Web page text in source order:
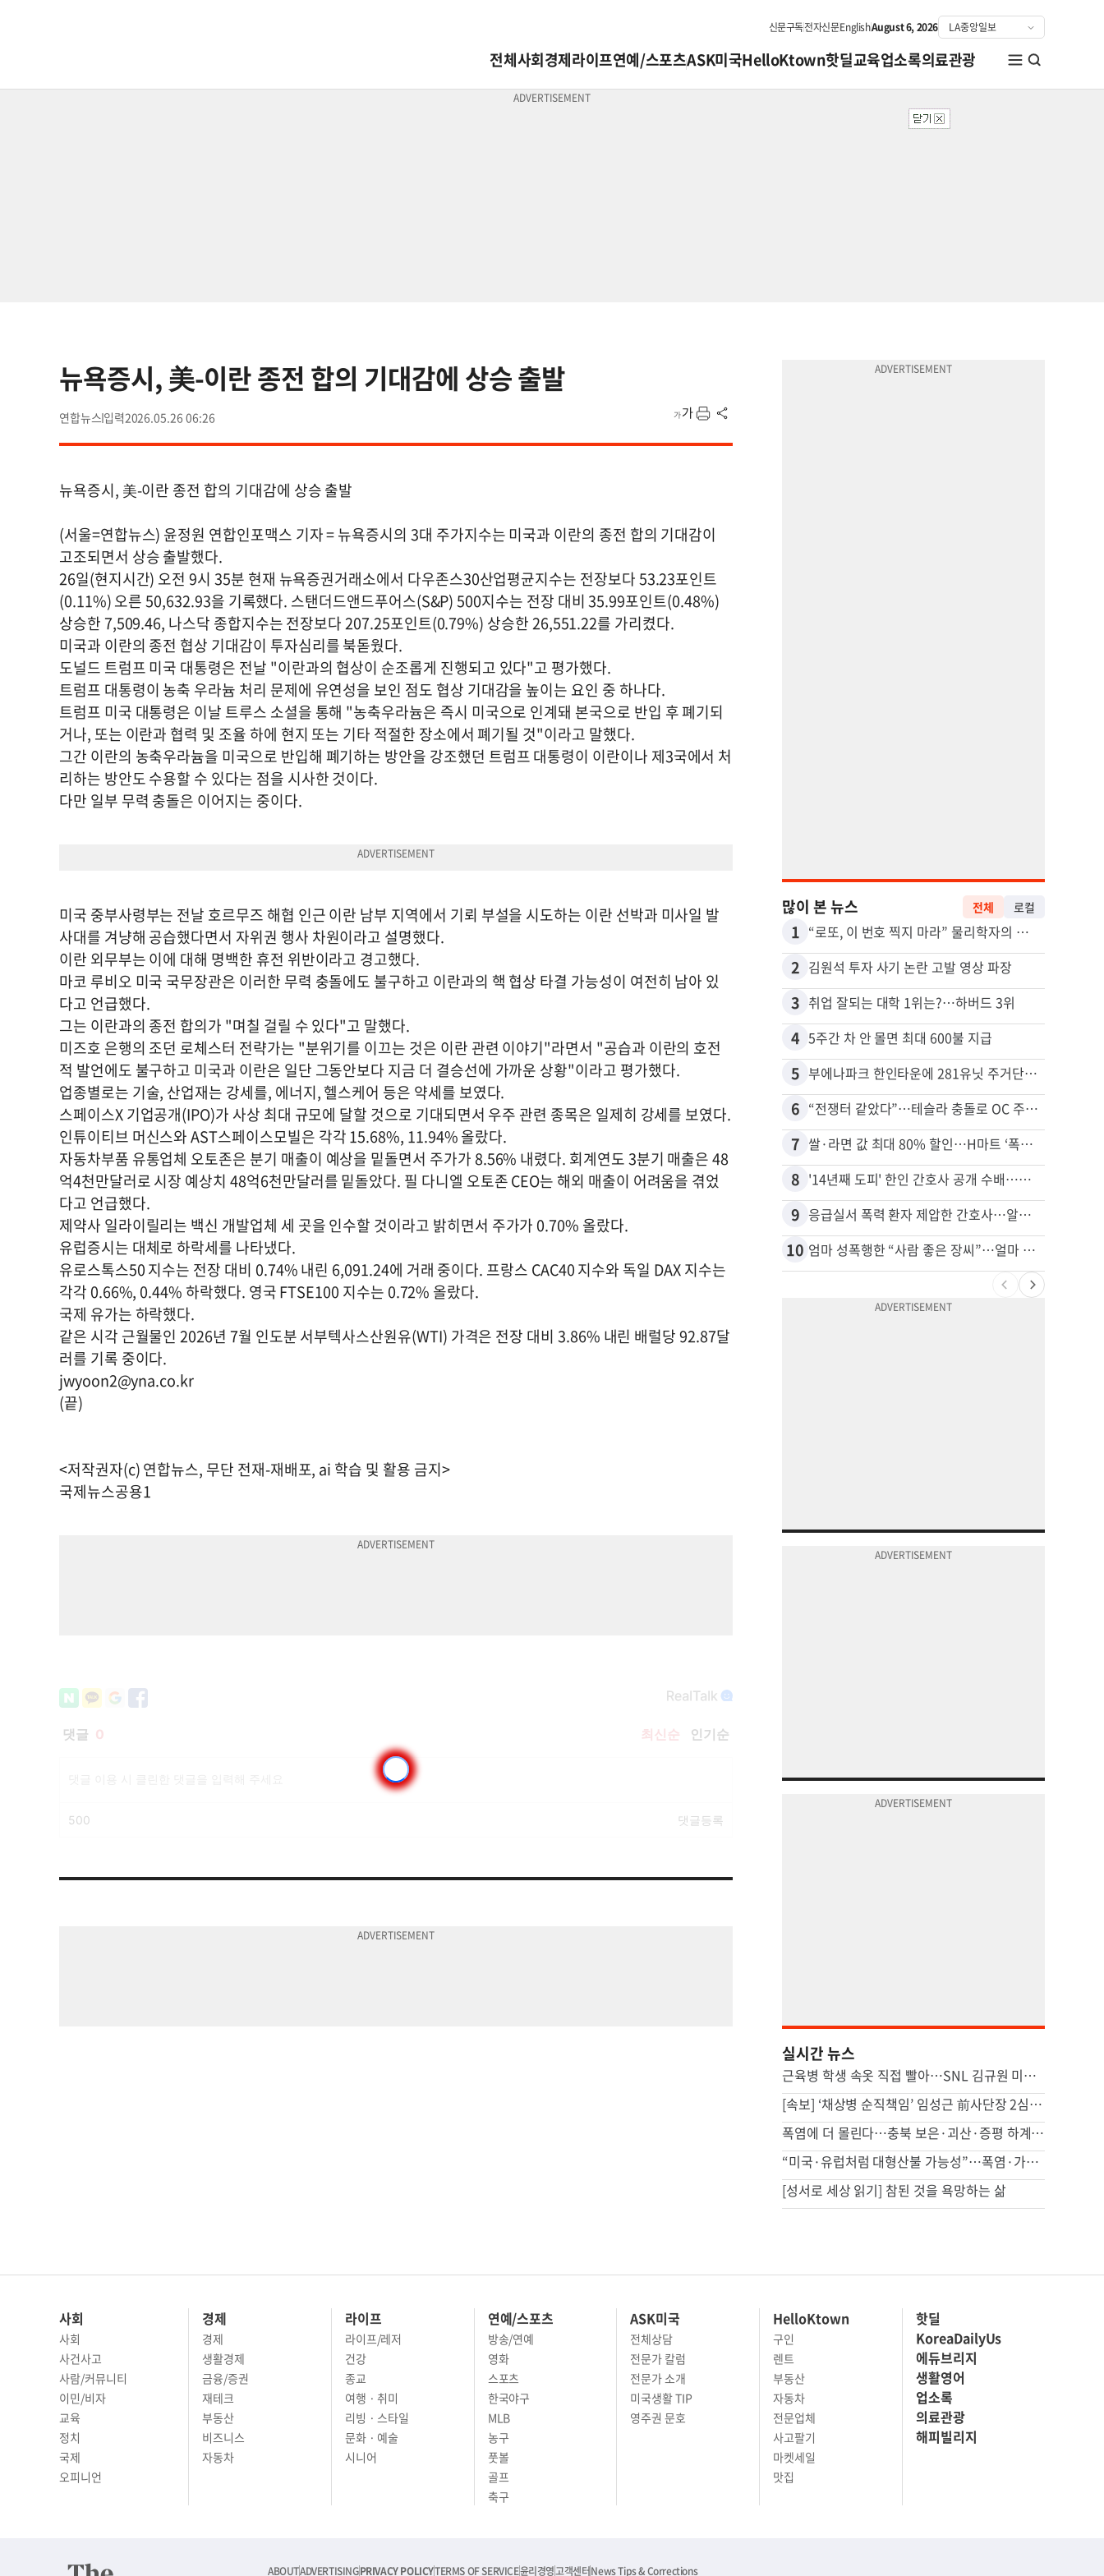
신문구독전자신문EnglishAugust 6, 2026
전체사회경제라이프연예/스포츠ASK미국HelloKtown핫딜교육업소록의료관광
뉴욕증시, 美-이란 종전 합의 기대감에 상승 출발
연합뉴스 2026.05.26 06:26
뉴욕증시, 美-이란 종전 합의 기대감에 상승 출발
(서울=연합뉴스) 윤정원 연합인포맥스 기자 = 뉴욕증시의 3대 주가지수는 미국과 이란의 종전 합의 기대감이
고조되면서 상승 출발했다.
26일(현지시간) 오전 9시 35분 현재 뉴욕증권거래소에서 다우존스30산업평균지수는 전장보다 53.23포인트
(0.11%) 오른 50,632.93을 기록했다. 스탠더드앤드푸어스(S&P) 500지수는 전장 대비 35.99포인트(0.48%)
상승한 7,509.46, 나스닥 종합지수는 전장보다 207.25포인트(0.79%) 상승한 26,551.22를 가리켰다.
미국과 이란의 종전 협상 기대감이 투자심리를 북돋웠다.
도널드 트럼프 미국 대통령은 전날 "이란과의 협상이 순조롭게 진행되고 있다"고 평가했다.
트럼프 대통령이 농축 우라늄 처리 문제에 유연성을 보인 점도 협상 기대감을 높이는 요인 중 하나다.
트럼프 미국 대통령은 이날 트루스 소셜을 통해 "농축우라늄은 즉시 미국으로 인계돼 본국으로 반입 후 폐기되
거나, 또는 이란과 협력 및 조율 하에 현지 또는 기타 적절한 장소에서 폐기될 것"이라고 말했다.
그간 이란의 농축우라늄을 미국으로 반입해 폐기하는 방안을 강조했던 트럼프 대통령이 이란이나 제3국에서 처
리하는 방안도 수용할 수 있다는 점을 시사한 것이다.
다만 일부 무력 충돌은 이어지는 중이다.
미국 중부사령부는 전날 호르무즈 해협 인근 이란 남부 지역에서 기뢰 부설을 시도하는 이란 선박과 미사일 발
사대를 겨냥해 공습했다면서 자위권 행사 차원이라고 설명했다.
이란 외무부는 이에 대해 명백한 휴전 위반이라고 경고했다.
마코 루비오 미국 국무장관은 이러한 무력 충돌에도 불구하고 이란과의 핵 협상 타결 가능성이 여전히 남아 있
다고 언급했다.
그는 이란과의 종전 합의가 "며칠 걸릴 수 있다"고 말했다.
미즈호 은행의 조던 로체스터 전략가는 "분위기를 이끄는 것은 이란 관련 이야기"라면서 "공습과 이란의 호전
적 발언에도 불구하고 미국과 이란은 일단 그동안보다 지금 더 결승선에 가까운 상황"이라고 평가했다.
업종별로는 기술, 산업재는 강세를, 에너지, 헬스케어 등은 약세를 보였다.
스페이스X 기업공개(IPO)가 사상 최대 규모에 달할 것으로 기대되면서 우주 관련 종목은 일제히 강세를 보였다.
인튜이티브 머신스와 AST스페이스모빌은 각각 15.68%, 11.94% 올랐다.
자동차부품 유통업체 오토존은 분기 매출이 예상을 밑돌면서 주가가 8.56% 내렸다. 회계연도 3분기 매출은 48
억4천만달러로 시장 예상치 48억6천만달러를 밑돌았다. 필 다니엘 오토존 CEO는 해외 매출이 어려움을 겪었
다고 언급했다.
제약사 일라이릴리는 백신 개발업체 세 곳을 인수할 것이라고 밝히면서 주가가 0.70% 올랐다.
유럽증시는 대체로 하락세를 나타냈다.
유로스톡스50 지수는 전장 대비 0.74% 내린 6,091.24에 거래 중이다. 프랑스 CAC40 지수와 독일 DAX 지수는
각각 0.66%, 0.44% 하락했다. 영국 FTSE100 지수는 0.72% 올랐다.
국제 유가는 하락했다.
같은 시각 근월물인 2026년 7월 인도분 서부텍사스산원유(WTI) 가격은 전장 대비 3.86% 내린 배럴당 92.87달
러를 기록 중이다.
jwyoon2@yna.co.kr
(끝)
<저작권자(c) 연합뉴스, 무단 전재-재배포, ai 학습 및 활용 금지>
국제뉴스공용1
많이 본 뉴스 전체 로컬
1 “로또, 이 번호 찍지 마라” 물리학자의 당첨금 높이는 비밀
2 김원석 투자 사기 논란 고발 영상 파장
3 취업 잘되는 대학 1위는?…하버드 3위
4 5주간 차 안 몰면 최대 600불 지급
5 부에나파크 한인타운에 281유닛 주거단지 들어선다
6 “전쟁터 같았다”…테슬라 충돌로 OC 주택 4채 파손
7 쌀·라면 값 최대 80% 할인…H마트 ‘폭탄 세일’
8 '14년째 도피' 한인 간호사 공개 수배…메디케어 사기 유죄
9 응급실서 폭력 환자 제압한 간호사…알고 보니
10 엄마 성폭행한 “사람 좋은 장씨”…얼마 뒤 딸 배도 불러왔다
실시간 뉴스
근육병 학생 속옷 직접 빨아…SNL 김규원 미담 화제
[속보] ‘채상병 순직책임’ 임성근 前사단장 2심도 징역 3년
폭염에 더 몰린다…충북 보은·괴산·증평 하계훈련 선수단 북적
“미국·유럽처럼 대형산불 가능성”…폭염·가뭄에 산불까지 비상
[성서로 세상 읽기] 참된 것을 욕망하는 삶
사회
사회
사건사고
사람/커뮤니티
이민/비자
교육
정치
국제
오피니언
경제
경제
생활경제
금융/증권
재테크
부동산
비즈니스
자동차
라이프
라이프/레저
건강
종교
여행 · 취미
리빙 · 스타일
문화 · 예술
시니어
연예/스포츠
방송/연예
영화
스포츠
한국야구
MLB
농구
풋볼
골프
축구
ASK미국
전체상담
전문가 칼럼
전문가 소개
미국생활 TIP
영주권 문호
HelloKtown
구인
렌트
부동산
자동차
전문업체
사고팔기
마켓세일
맛집
핫딜
KoreaDailyUs
에듀브리지
생활영어
업소록
의료관광
해피빌리지
ABOUTADVERTISINGPRIVACY POLICYTERMS OF SERVICE윤리경영고객센터News Tips & Corrections